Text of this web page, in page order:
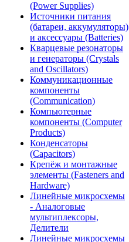
(Power Supplies)
Источники питания
(батареи, аккумуляторы)
и аксессуары (Batteries)
Кварцевые резонаторы
и генераторы (Crystals
and Oscillators)
Коммуникационные
компоненты
(Communication)
Компьютерные
компоненты (Computer
Products)
Конденсаторы
(Capacitors)
Крепёж и монтажные
элементы (Fasteners and
Hardware)
Линейные микросхемы
- Аналоговые
мультиплексоры,
Делители
Линейные микросхемы